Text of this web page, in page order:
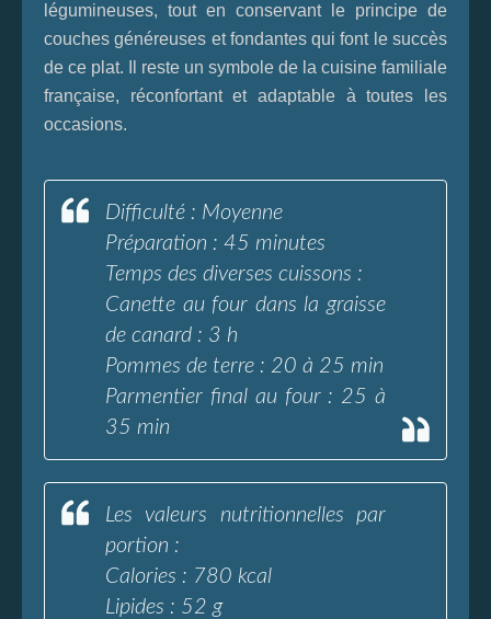
légumineuses, tout en conservant le principe de
couches généreuses et fondantes qui font le succès
de ce plat. Il reste un symbole de la cuisine familiale
française, réconfortant et adaptable à toutes les
occasions.
Difficulté : Moyenne
Préparation : 45 minutes
Temps des diverses cuissons :
Canette au four dans la graisse
de canard : 3 h
Pommes de terre : 20 à 25 min
Parmentier final au four : 25 à
35 min
Les valeurs nutritionnelles par
portion :
Calories : 780 kcal
Lipides : 52 g